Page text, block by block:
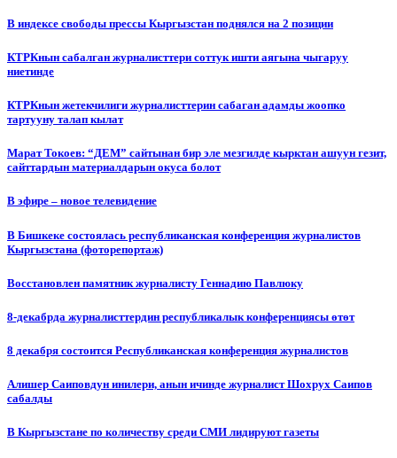
В индексе свободы прессы Кыргызстан поднялся на 2 позиции
КТРКнын сабалган журналисттери соттук ишти аягына чыгаруу
ниетинде
КТРКнын жетекчилиги журналисттерин сабаган адамды жоопко
тартууну талап кылат
Марат Токоев: “ДЕМ” сайтынан бир эле мезгилде кырктан ашуун гезит,
сайттардын материалдарын окуса болот
В эфире – новое телевидение
В Бишкеке состоялась республиканская конференция журналистов
Кыргызстана (фоторепортаж)
Восстановлен памятник журналисту Геннадию Павлюку
8-декабрда журналисттердин республикалык конференциясы өтөт
8 декабря состоится Республиканская конференция журналистов
Алишер Саиповдун инилери, анын ичинде журналист Шохрух Саипов
сабалды
В Кыргызстане по количеству среди СМИ лидируют газеты